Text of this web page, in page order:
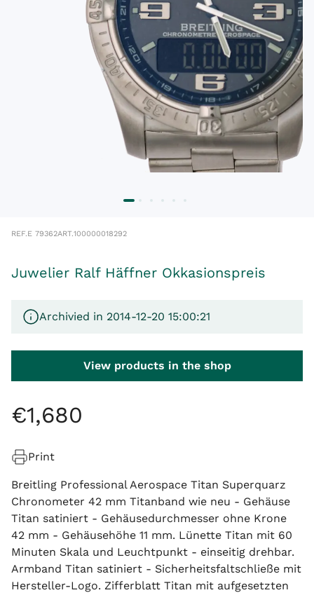
REF.E 79362ART.100000018292
Juwelier Ralf Häffner Okkasionspreis
Archivied in 2014-12-20 15:00:21
View products in the shop
€1,680
Print
Breitling Professional Aerospace Titan Superquarz
Chronometer 42 mm Titanband wie neu - Gehäuse
Titan satiniert - Gehäusedurchmesser ohne Krone
42 mm - Gehäusehöhe 11 mm. Lünette Titan mit 60
Minuten Skala und Leuchtpunkt - einseitig drehbar.
Armband Titan satiniert - Sicherheitsfaltschließe mit
Hersteller-Logo. Zifferblatt Titan mit aufgesetzten